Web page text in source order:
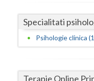
Specialitati
Psihologie clinica
Terapie Online